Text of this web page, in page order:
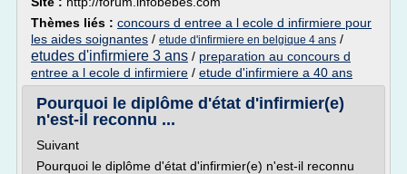
Thèmes liés : concours d entree a l ecole d infirmiere pour
les aides soignantes / etude d'infirmiere en belgique 4 ans /
etudes d'infirmiere 3 ans / preparation au concours d
entree a l ecole d infirmiere / etude d'infirmiere a 40 ans
Pourquoi le diplôme d'état d'infirmier(e)
n'est-il reconnu ...
Suivant
Pourquoi le diplôme d'état d'infirmier(e) n'est-il reconnu